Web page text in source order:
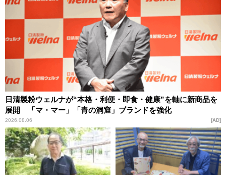
日清製粉ウェルナが“本格・利便・即食・健康”を軸に新商品を
展開 「マ・マー」「青の洞窟」ブランドを強化
2026.08.06 AD